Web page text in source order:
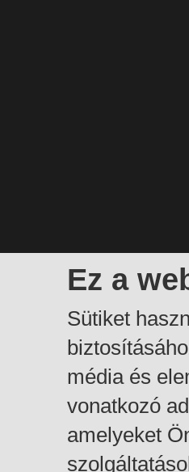
Ez a
Sütiket
média és
vonatkozó
amelyeket